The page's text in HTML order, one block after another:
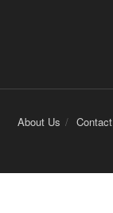
About Us Contact